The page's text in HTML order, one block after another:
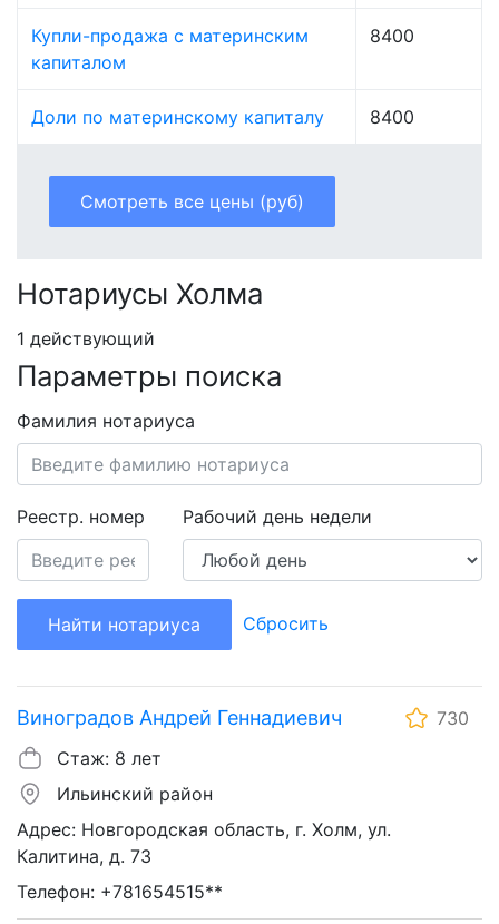
Купли-продажа с материнским
капиталом
8400
Доли по материнскому капиталу 8400
Смотреть все цены (руб)
Нотариусы Холма
1 действующий
Параметры поиска
Фамилия нотариуса
Реестр. номер Рабочий день недели
Найти нотариуса Сбросить
Виноградов Андрей Геннадиевич
730
Стаж: 8 лет
Ильинский район
Адрес: Новгородская область, г. Холм, ул.
Калитина, д. 73
Телефон: +781654515**